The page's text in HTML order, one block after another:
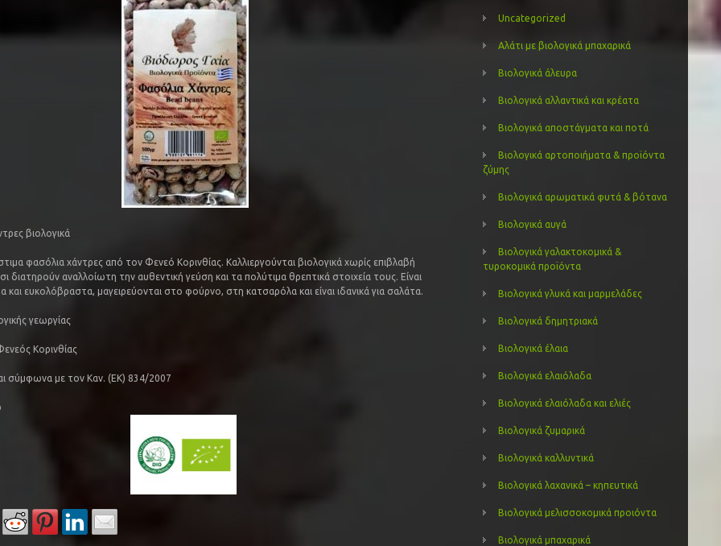
βιολογικά
φασόλια χάντρες από τον Φενεό Κορινθίας. Καλλιεργούνται βιολογικά χωρίς επιβλαβή
διατηρούν αναλλοίωτη την αυθεντική γεύση και τα πολύτιμα θρεπτικά στοιχεία τους. Είναι
και ευκολόβραστα, μαγειρεύονται στο φούρνο, στη κατσαρόλα και είναι ιδανικά για σαλάτα.
γεωργίας
Κορινθίας
σύμφωνα με τον Καν. (ΕΚ) 834/2007
Uncategorized
Αλάτι με βιολογικά μπαχαρικά
Βιολογικά άλευρα
Βιολογικά αλλαντικά και κρέατα
Βιολογικά αποστάγματα και ποτά
Βιολογικά αρτοποιήματα & προϊόντα
ζύμης
Βιολογικά αρωματικά φυτά & βότανα
Βιολογικά αυγά
Βιολογικά γαλακτοκομικά &
τυροκομικά προϊόντα
Βιολογικά γλυκά και μαρμελάδες
Βιολογικά δημητριακά
Βιολογικά έλαια
Βιολογικά ελαιόλαδα
Βιολογικά ελαιόλαδα και ελιές
Βιολογικά ζυμαρικά
Βιολογικά καλλυντικά
Βιολογικά λαχανικά – κηπευτικά
Βιολογικά μελισσοκομικά προιόντα
Βιολογικά μπαχαρικά